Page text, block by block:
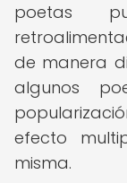
poetas
de manera
algunos
efecto
misma.